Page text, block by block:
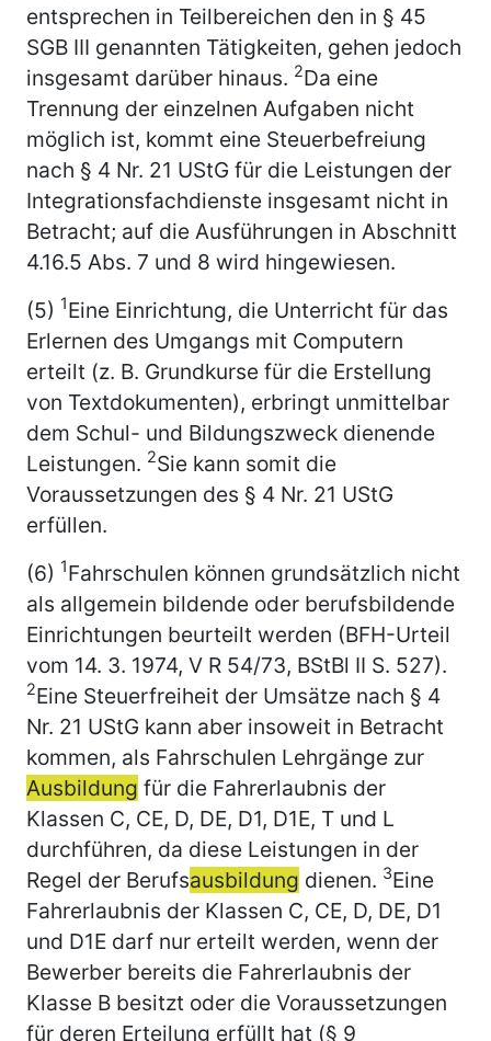
entsprechen in Teilbereichen den in § 45
SGB III genannten Tätigkeiten, gehen jedoch
insgesamt darüber hinaus. 2Da eine
Trennung der einzelnen Aufgaben nicht
möglich ist, kommt eine Steuerbefreiung
nach § 4 Nr. 21 UStG für die Leistungen der
Integrationsfachdienste insgesamt nicht in
Betracht; auf die Ausführungen in Abschnitt
4.16.5 Abs. 7 und 8 wird hingewiesen.
(5) 1Eine Einrichtung, die Unterricht für das
Erlernen des Umgangs mit Computern
erteilt (z. B. Grundkurse für die Erstellung
von Textdokumenten), erbringt unmittelbar
dem Schul- und Bildungszweck dienende
Leistungen. 2Sie kann somit die
Voraussetzungen des § 4 Nr. 21 UStG
erfüllen.
(6) 1Fahrschulen können grundsätzlich nicht
als allgemein bildende oder berufsbildende
Einrichtungen beurteilt werden (BFH-Urteil
vom 14. 3. 1974, V R 54/73, BStBl II S. 527).
2Eine Steuerfreiheit der Umsätze nach § 4
Nr. 21 UStG kann aber insoweit in Betracht
kommen, als Fahrschulen Lehrgänge zur
Ausbildung für die Fahrerlaubnis der
Klassen C, CE, D, DE, D1, D1E, T und L
durchführen, da diese Leistungen in der
Regel der Berufsausbildung dienen. 3Eine
Fahrerlaubnis der Klassen C, CE, D, DE, D1
und D1E darf nur erteilt werden, wenn der
Bewerber bereits die Fahrerlaubnis der
Klasse B besitzt oder die Voraussetzungen
für deren Erteilung erfüllt hat (§ 9